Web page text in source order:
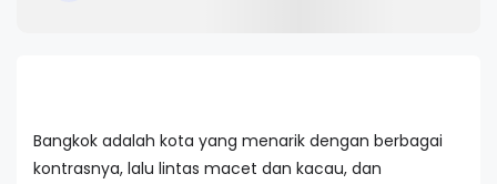
Bangkok adalah kota yang menarik dengan berbagai
kontrasnya, lalu lintas macet dan kacau, dan